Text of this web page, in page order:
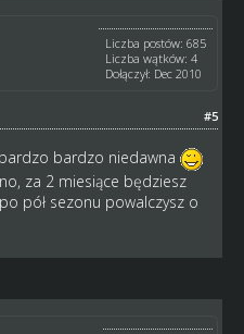
Liczba postów: 685
Liczba wątków: 4
Dołączył: Dec 2010
#5
bardzo niedawna
za 2 miesiące będziesz
pół sezonu powalczysz o